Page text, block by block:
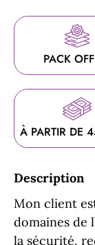
PACK
À PARTIR DE
Description
Mon client
domaines de
la sécurité,